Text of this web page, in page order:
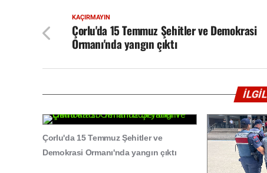
KAÇIRMAYIN
Çorlu'da 15 Temmuz Şehitler ve Demokrasi
Ormanı'nda yangın çıktı
Çorlu'da 15 Temmuz Şehitler ve
Demokrasi Ormanı'nda yangın çıktı